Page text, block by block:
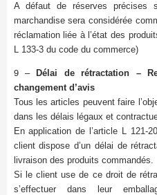
A défaut de réserves précises
marchandise sera considérée
réclamation liée à l’état des
L 133-3 du code du commerce)
9 –Délai de rétractation –
changement d’avis
Tous les articles peuvent faire
dans les délais légaux et
En application de l’article L 121-
client dispose d’un délai de
livraison des produits commandés.
Si le client use de ce droit de
s’effectuer dans leur